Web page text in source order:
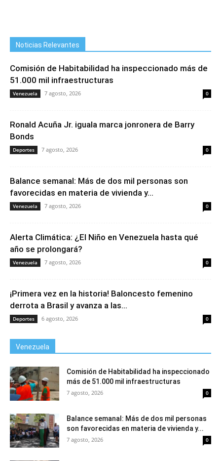
Noticias Relevantes
Comisión de Habitabilidad ha inspeccionado más de
51.000 mil infraestructuras
Venezuela 7 agosto, 2026 0
Ronald Acuña Jr. iguala marca jonronera de Barry
Bonds
Deportes 7 agosto, 2026 0
Balance semanal: Más de dos mil personas son
favorecidas en materia de vivienda y...
Venezuela 7 agosto, 2026 0
Alerta Climática: ¿El Niño en Venezuela hasta qué
año se prolongará?
Venezuela 7 agosto, 2026 0
¡Primera vez en la historia! Baloncesto femenino
derrota a Brasil y avanza a las...
Deportes 6 agosto, 2026 0
Venezuela
Comisión de Habitabilidad ha inspeccionado
más de 51.000 mil infraestructuras
7 agosto, 2026 0
Balance semanal: Más de dos mil personas
son favorecidas en materia de vivienda y...
7 agosto, 2026 0